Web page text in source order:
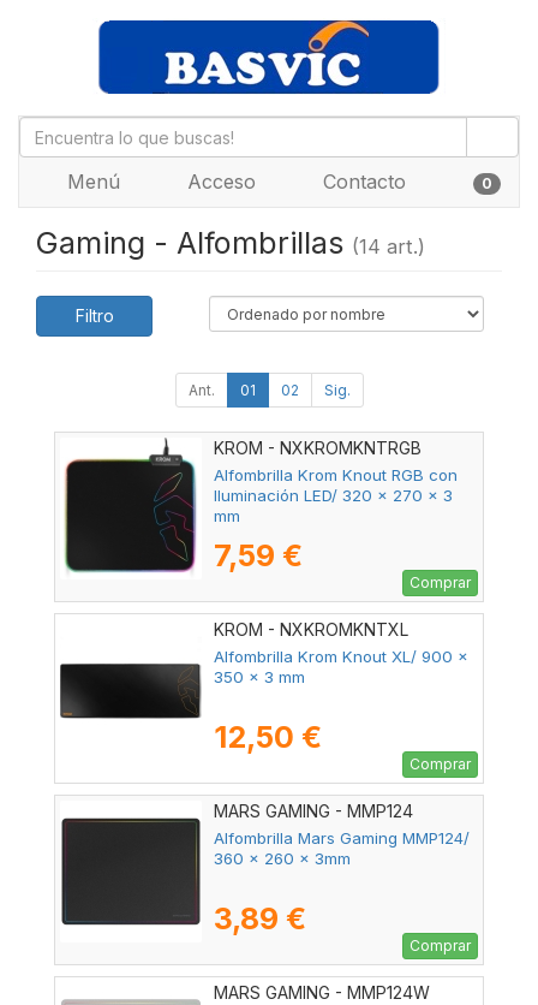
Menú Acceso Contacto 0
Gaming - Alfombrillas (14 art.)
Filtro
Ant. 01 02 Sig.
KROM - NXKROMKNTRGB
Alfombrilla Krom Knout RGB con
Iluminación LED/ 320 x 270 x 3
mm
7,59 €
Comprar
KROM - NXKROMKNTXL
Alfombrilla Krom Knout XL/ 900 x
350 x 3 mm
12,50 €
Comprar
MARS GAMING - MMP124
Alfombrilla Mars Gaming MMP124/
360 x 260 x 3mm
3,89 €
Comprar
MARS GAMING - MMP124W